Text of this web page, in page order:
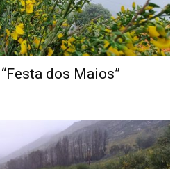
dos Maios”